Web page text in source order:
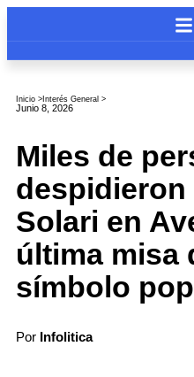
Inicio > Interés General >
Junio 8, 2026
Miles de
despidieron
Solari en
última misa
símbolo
Por Infolitica